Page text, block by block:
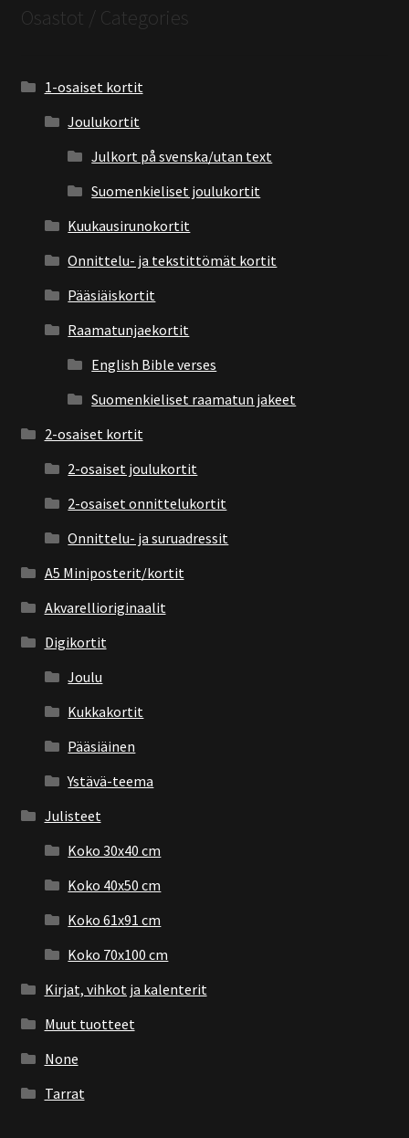
Osastot / Categories
1-osaiset kortit
Joulukortit
Julkort på svenska/utan text
Suomenkieliset joulukortit
Kuukausirunokortit
Onnittelu- ja tekstittömät kortit
Pääsiäiskortit
Raamatunjaekortit
English Bible verses
Suomenkieliset raamatun jakeet
2-osaiset kortit
2-osaiset joulukortit
2-osaiset onnittelukortit
Onnittelu- ja suruadressit
A5 Miniposterit/kortit
Akvarellioriginaalit
Digikortit
Joulu
Kukkakortit
Pääsiäinen
Ystävä-teema
Julisteet
Koko 30x40 cm
Koko 40x50 cm
Koko 61x91 cm
Koko 70x100 cm
Kirjat, vihkot ja kalenterit
Muut tuotteet
None
Tarrat